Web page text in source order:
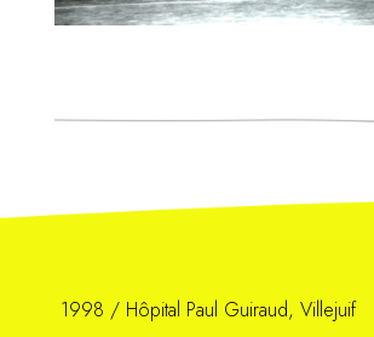
1998 / Hôpital Paul Guiraud, Villejuif